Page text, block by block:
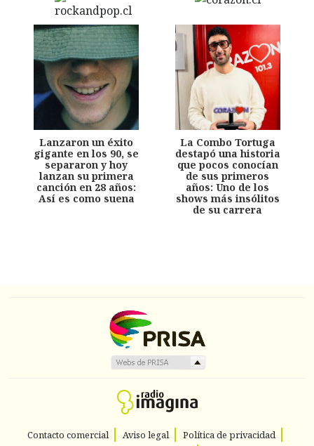
Lanzaron un éxito
gigante en los 90, se
separaron y hoy
lanzan su primera
canción en 28 años:
Así es como suena
La Combo Tortuga
destapó una historia
que pocos conocían
de sus primeros
años: Uno de los
shows más insólitos
de su carrera
Contacto comercial Aviso legal
Política de privacidad